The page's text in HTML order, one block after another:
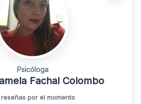
Psicóloga
Fachal Colombo
reseñas por el momento